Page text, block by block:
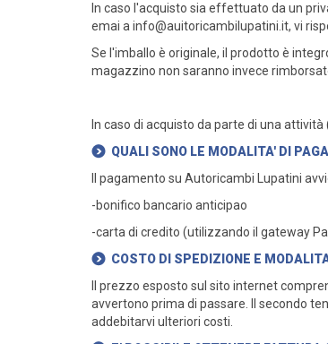
In caso l'acquisto sia effettuato da un
emai ainfo@auitoricambilupatini.it, vi
Se l'imballo è originale, il prodotto è
magazzino non saranno invece
In caso di acquisto da parte di una
QUALI SONO LE MODALITA' DI
Il pagamento su Autoricambi Lupatini
-bonifico bancario anticipao
-carta di credito (utilizzando il gateway
COSTO DI SPEDIZIONE E
Il prezzo esposto sul sito internet
avvertono prima di passare. Il secondo
addebitarvi ulteriori costi.